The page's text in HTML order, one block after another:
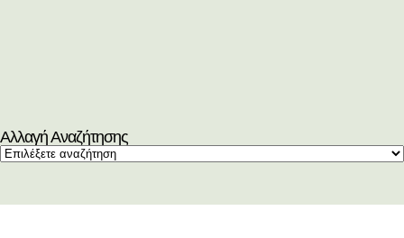
Αλλαγή Αναζήτησης